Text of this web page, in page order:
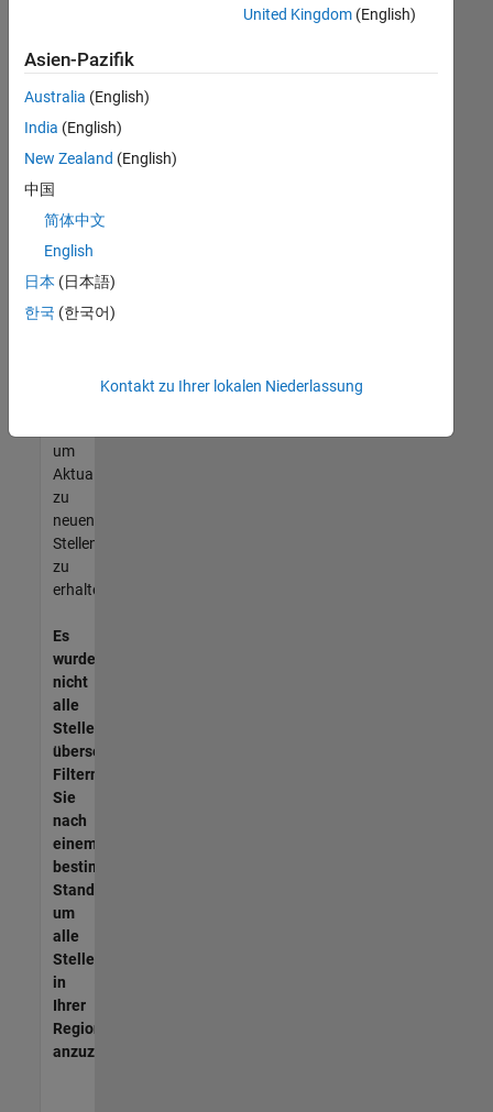
noch
keine
offenen
Stellen
können,
die
Ihren
entsprechen,
werden
unseres
um
Aktualisierungen
zu
neuen
Stellenangeboten
zu
erhalten.
Es
wurden
nicht
alle
Stellen
übersetzt.
Filtern
Sie
nach
einem
bestimmten
Standort,
um
alle
Stellenangebote
in
Ihrer
Region
anzuzeigen.
United Kingdom(English)
Asien-Pazifik
Australia (English)
India (English)
New Zealand (English)
中国
简体中文
English
日本 (日本語)
한국 (한국어)
Kontakt zu Ihrer lokalen Niederlassung